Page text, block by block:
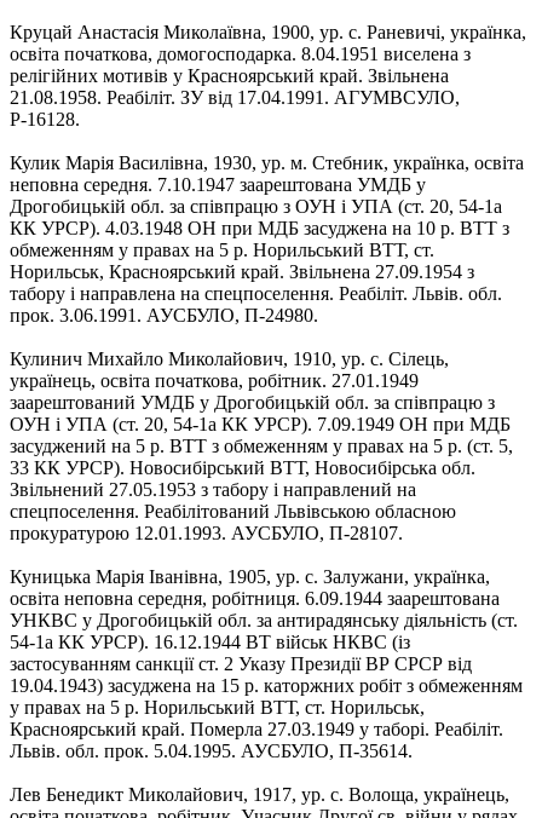
Круцай Анастасія Миколаївна, 1900, ур. с. Раневичі, українка,
освіта початкова, домогосподарка. 8.04.1951 виселена з
релігійних мотивів у Красноярський край. Звільнена
21.08.1958. Реабіліт. ЗУ від 17.04.1991. АГУМВСУЛО,
Р-16128.
Кулик Марія Василівна, 1930, ур. м. Стебник, українка, освіта
неповна середня. 7.10.1947 заарештована УМДБ у
Дрогобицькій обл. за співпрацю з ОУН і УПА (ст. 20, 54-1а
КК УРСР). 4.03.1948 ОН при МДБ засуджена на 10 р. ВТТ з
обмеженням у правах на 5 р. Норильський ВТТ, ст.
Норильськ, Красноярський край. Звільнена 27.09.1954 з
табору і направлена на спецпоселення. Реабіліт. Львів. обл.
прок. 3.06.1991. АУСБУЛО, П-24980.
Кулинич Михайло Миколайович, 1910, ур. с. Сілець,
українець, освіта початкова, робітник. 27.01.1949
заарештований УМДБ у Дрогобицькій обл. за співпрацю з
ОУН і УПА (ст. 20, 54-1а КК УРСР). 7.09.1949 ОН при МДБ
засуджений на 5 р. ВТТ з обмеженням у правах на 5 р. (ст. 5,
33 КК УРСР). Новосибірський ВТТ, Новосибірська обл.
Звільнений 27.05.1953 з табору і направлений на
спецпоселення. Реабілітований Львівською обласною
прокуратурою 12.01.1993. АУСБУЛО, П-28107.
Куницька Марія Іванівна, 1905, ур. с. Залужани, українка,
освіта неповна середня, робітниця. 6.09.1944 заарештована
УНКВС у Дрогобицькій обл. за антирадянську діяльність (ст.
54-1а КК УРСР). 16.12.1944 ВТ військ НКВС (із
застосуванням санкції ст. 2 Указу Президії ВР СРСР від
19.04.1943) засуджена на 15 р. каторжних робіт з обмеженням
у правах на 5 р. Норильський ВТТ, ст. Норильськ,
Красноярський край. Померла 27.03.1949 у таборі. Реабіліт.
Львів. обл. прок. 5.04.1995. АУСБУЛО, П-35614.
Лев Бенедикт Миколайович, 1917, ур. с. Волоща, українець,